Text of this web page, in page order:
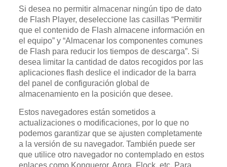
Si desea no permitir almacenar ningún tipo de dato
de Flash Player, deseleccione las casillas “Permitir
que el contenido de Flash almacene información en
el equipo” y “Almacenar los componentes comunes
de Flash para reducir los tiempos de descarga”. Si
desea limitar la cantidad de datos recogidos por las
aplicaciones flash deslice el indicador de la barra
del panel de configuración global de
almacenamiento en la posición que desee.
Estos navegadores están sometidos a
actualizaciones o modificaciones, por lo que no
podemos garantizar que se ajusten completamente
a la versión de su navegador. También puede ser
que utilice otro navegador no contemplado en estos
enlaces como Konqueror, Arora, Flock, etc. Para